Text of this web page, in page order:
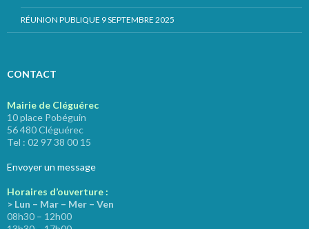
RÉUNION PUBLIQUE 9 SEPTEMBRE 2025
CONTACT
Mairie de Cléguérec
10 place Pobéguin
56 480 Cléguérec
Tel : 02 97 38 00 15
Envoyer un message
Horaires d’ouverture :
> Lun – Mar – Mer – Ven
08h30 – 12h00